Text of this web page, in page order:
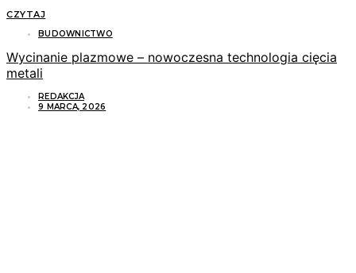
CZYTAJ
BUDOWNICTWO
Wycinanie plazmowe – nowoczesna technologia cięcia
metali
REDAKCJA
9 MARCA, 2026